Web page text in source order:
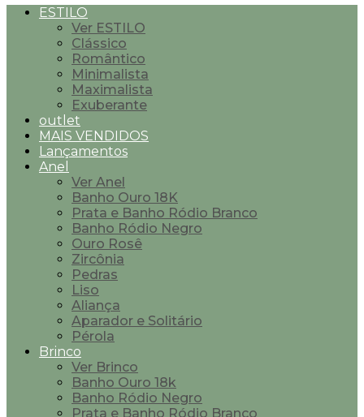
ESTILO
Ver ESTILO
Clássico
Romântico
Minimalista
Maximalista
Exuberante
outlet
MAIS VENDIDOS
Lançamentos
Anel
Ver Anel
Banho Ouro 18K
Prata e Banho Ródio Branco
Banho Ródio Negro
Ouro Rosê
Zircônia
Pedras
Liso
Aliança
Aparador e Solitário
Pérola
Brinco
Ver Brinco
Banho Ouro 18k
Banho Ródio Negro
Prata e Banho Ródio Branco